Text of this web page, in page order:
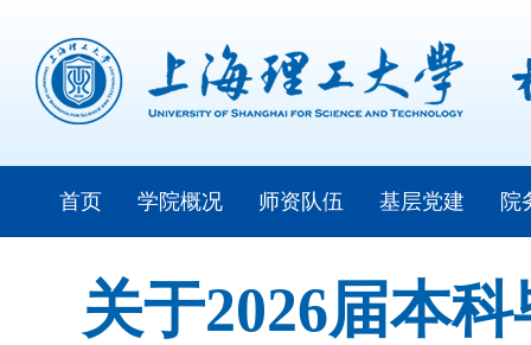
首页 学院概况 师资队伍 基层党建 院
关于2026届本